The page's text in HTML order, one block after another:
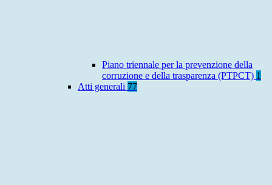
Piano triennale per la prevenzione della
corruzione e della trasparenza (PTPCT) 1
Atti generali 77